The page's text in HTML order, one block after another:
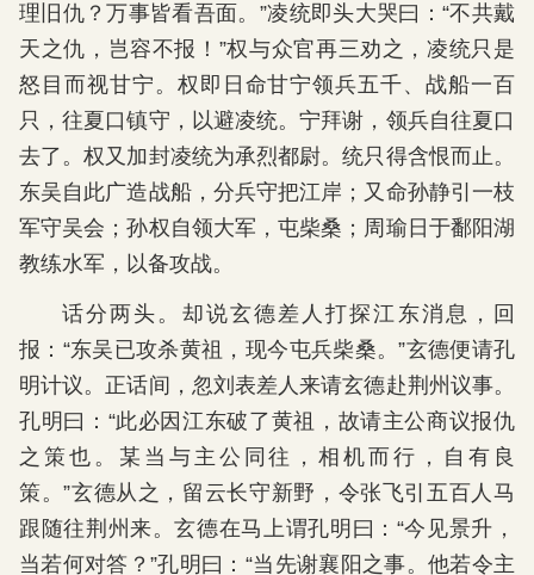
理旧仇？万事皆看吾面。”凌统即头大哭曰：“不共戴
天之仇，岂容不报！”权与众官再三劝之，凌统只是
怒目而视甘宁。权即日命甘宁领兵五千、战船一百
只，往夏口镇守，以避凌统。宁拜谢，领兵自往夏口
去了。权又加封凌统为承烈都尉。统只得含恨而止。
东吴自此广造战船，分兵守把江岸；又命孙静引一枝
军守吴会；孙权自领大军，屯柴桑；周瑜日于鄱阳湖
教练水军，以备攻战。
话分两头。却说玄德差人打探江东消息，回
报：“东吴已攻杀黄祖，现今屯兵柴桑。”玄德便请孔
明计议。正话间，忽刘表差人来请玄德赴荆州议事。
孔明曰：“此必因江东破了黄祖，故请主公商议报仇
之策也。某当与主公同往，相机而行，自有良
策。”玄德从之，留云长守新野，令张飞引五百人马
跟随往荆州来。玄德在马上谓孔明曰：“今见景升，
当若何对答？”孔明曰：“当先谢襄阳之事。他若令主